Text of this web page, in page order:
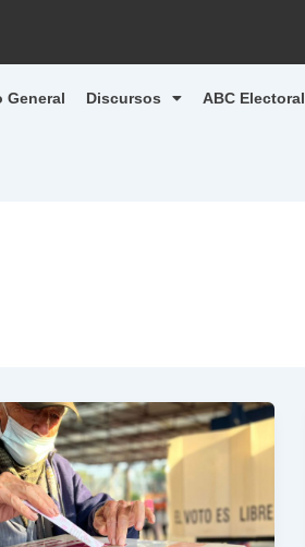
General Discursos ABC Electoral